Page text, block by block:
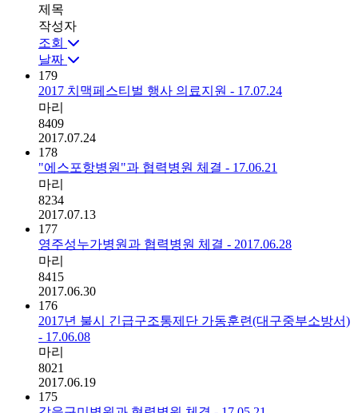
제목
작성자
조회
날짜
179
2017 치맥페스티벌 행사 의료지원 - 17.07.24
마리
8409
2017.07.24
178
"에스포항병원"과 협력병원 체결 - 17.06.21
마리
8234
2017.07.13
177
영주성누가병원과 협력병원 체결 - 2017.06.28
마리
8415
2017.06.30
176
2017년 불시 긴급구조통제단 가동훈련(대구중부소방서)
- 17.06.08
마리
8021
2017.06.19
175